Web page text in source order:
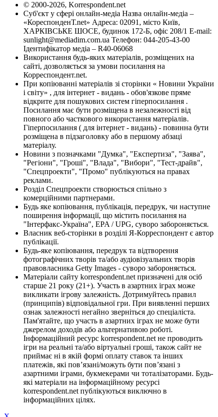
© 2000-2026, Korrespondent.net
Суб'єкт у сфері онлайн-медіа Назва онлайн-медіа –
«КореспонденТ.net» Адреса: 02091, місто Київ,
ХАРКІВСЬКЕ ШОСЕ, будинок 172-Б, офіс 208/1 E-mail:
sunlight@mediadim.com.ua Телефон: 044-205-43-00
Ідентифікатор медіа – R40-06068
Використання будь-яких матеріалів, розміщених на
сайті, дозволяється за умови посилання на
Корреспондент.net.
При копіюванні матеріалів зі сторінки « Новини України
і світу» , для інтернет - видань - обов'язкове пряме
відкрите для пошукових систем гіперпосилання .
Посилання має бути розміщена в незалежності від
повного або часткового використання матеріалів.
Гіперпосилання ( для інтернет - видань) - повинна бути
розміщена в підзаголовку або в першому абзаці
матеріалу.
Новини з позначками "Думка", "Експертиза", "Заява",
"Регіони", "Гроші", "Влада", "Вибори", "Тест-драйв",
"Спецпроекти", "Промо" публікуються на правах
реклами.
Розділ Спецпроекти створюється спільно з
комерційними партнерами.
Будь яке копіювання, публікація, передрук, чи наступне
поширення інформації, що містить посилання на
"Інтерфакс-Україна", EPA / UPG, суворо забороняється.
Власник веб-сторінки в розділі Я-Корреспондент є автор
публікації.
Будь-яке копіювання, передрук та відтворення
фотографічних творів та/або аудіовізуальних творів
правовласника Getty Images - суворо забороняється.
Матеріали сайту korrespondent.net призначені для осіб
старше 21 року (21+). Участь в азартних іграх може
викликати ігрову залежність. Дотримуйтесь правил
(принципів) відповідальної гри. При виявленні перших
ознак залежності негайно зверніться до спеціаліста.
Пам'ятайте, що участь в азартних іграх не може бути
джерелом доходів або альтернативою роботі.
Інформаційний ресурс korrespondent.net не проводить
ігри на реальні та/або віртуальні гроші, також сайт не
приймає ні в якій формі оплату ставок та інших
платежів, які пов’язані/можуть бути пов’язані з
азартними іграми, букмекерами чи тоталізаторами. Будь-
які матеріали на інформаційному ресурсі
korrespondent.net публікуються виключно в
інформаційних цілях.